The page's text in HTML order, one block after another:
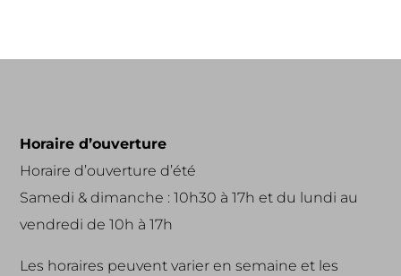
Horaire d’ouverture
Horaire d’ouverture d’été
Samedi & dimanche : 10h30 à 17h et du lundi au
vendredi de 10h à 17h
Les horaires peuvent varier en semaine et les